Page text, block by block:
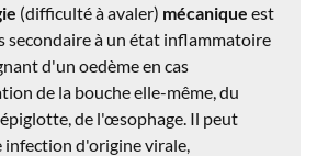
(difficulté à avaler) mécanique est
secondaire à un état inflammatoire
d'un oedème en cas
de la bouche elle-même, du
de l'œsophage. Il peut
infection d'origine virale,